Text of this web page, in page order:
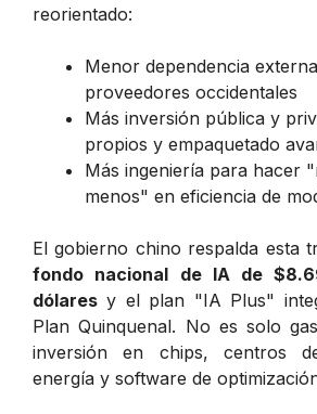
reorientado:
Menor dependencia
proveedores occidentales
Más inversión pública y
propios y empaquetado
Más ingeniería para hacer
menos" en eficiencia de
El gobierno chino respalda esta
fondo nacional de IA de
dólares y el plan "IA Plus"
Plan Quinquenal. No es solo
inversión en chips, centros
energía y software de